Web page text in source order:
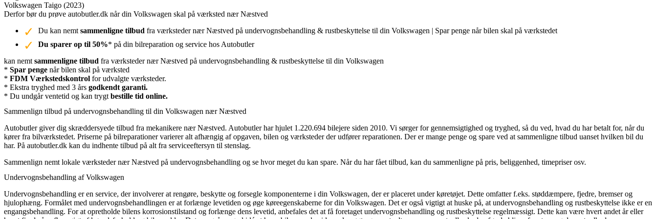
Volkswagen Taigo (2023)
Derfor bør du prøve autobutler.dk når din Volkswagen skal på værksted nær Næstved
Du kan nemt sammenligne tilbud fra værksteder nær Næstved på undervognsbehandling & rustbeskyttelse til din Volkswagen | Spar penge når bilen skal på værkstedet
Du sparer op til 50%* på din bilreparation og service hos Autobutler
kan nemt sammenligne tilbud fra værksteder nær Næstved på undervognsbehandling & rustbeskyttelse til din Volkswagen
* Spar penge når bilen skal på værksted
* FDM Værkstedskontrol for udvalgte værksteder.
* Ekstra tryghed med 3 års godkendt garanti.
* Du undgår ventetid og kan trygt bestille tid online.
Sammenlign tilbud på undervognsbehandling til din Volkswagen nær Næstved
Autobutler giver dig skræddersyede tilbud fra mekanikere nær Næstved. Autobutler har hjulet 1.220.694 bilejere siden 2010. Vi sørger for gennemsigtighed og tryghed, så du ved, hvad du har betalt for, når du
kører fra bilværkstedet. Priserne på bilreparationer varierer alt afhængig af opgaven, bilen og værksteder der udfører reparationen. Der er mange penge og spare ved at sammenligne tilbud uanset hvilken bil du
har. På autobutler.dk kan du indhente tilbud på alt fra serviceeftersyn til stenslag.
Sammenlign nemt lokale værksteder nær Næstved på undervognsbehandling og se hvor meget du kan spare. Når du har fået tilbud, kan du sammenligne på pris, beliggenhed, timepriser osv.
Undervognsbehandling af Volkswagen
Undervognsbehandling er en service, der involverer at rengøre, beskytte og forsegle komponenterne i din Volkswagen, der er placeret under køretøjet. Dette omfatter f.eks. støddæmpere, fjedre, bremser og
hjulophæng. Formålet med undervognsbehandlingen er at forlænge levetiden og øge køreegenskaberne for din Volkswagen. Det er også vigtigt at huske på, at undervognsbehandling og rustbeskyttelse ikke er en
engangsbehandling. For at opretholde bilens korrosionstilstand og forlænge dens levetid, anbefales det at få foretaget undervognsbehandling og rustbeskyttelse regelmæssigt. Dette kan være hvert andet år eller